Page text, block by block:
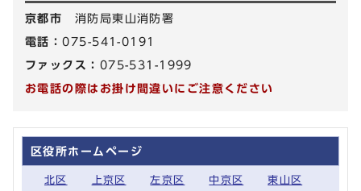
京都市 消防局東山消防署
電話：075-541-0191
ファックス： 075-531-1999
お電話の際はお掛け間違いにご注意ください
区役所ホームページ
北区 上京区 左京区 中京区 東山区